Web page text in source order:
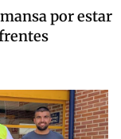
por estar